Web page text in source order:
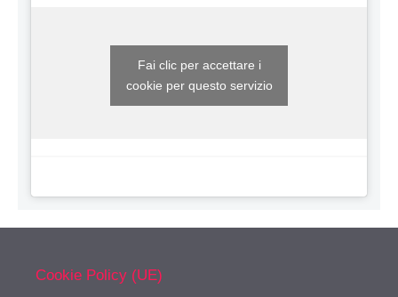
Fai clic per accettare i
cookie per questo servizio
Cookie Policy (UE)